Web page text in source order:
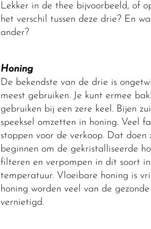
Lekker in de thee bijvoorbeeld, of
het verschil tussen deze drie? En
ander?
Honing
De bekendste van de drie is
meest gebruiken. Je kunt ermee
gebruiken bij een zere keel. Bijen
speeksel omzetten in honing. Veel
stoppen voor de verkoop. Dat
beginnen om de gekristalliseerde
filteren en verpompen in dit soort
temperatuur. Vloeibare honing is
honing worden veel van de
vernietigd.